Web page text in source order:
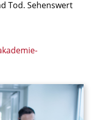
Tod. Sehenswert